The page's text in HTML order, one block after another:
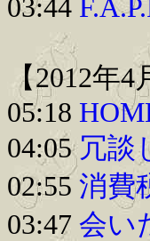
03:44
【2012年4
05:18
04:05冗談
02:55 消費
03:47 会い